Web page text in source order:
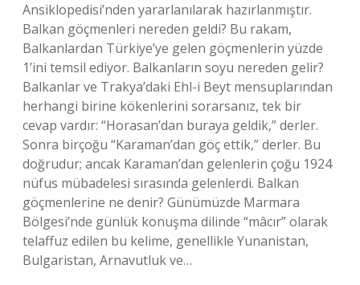
Ansiklopedisi’nden yararlanılarak hazırlanmıştır.
Balkan göçmenleri nereden geldi? Bu rakam,
Balkanlardan Türkiye’ye gelen göçmenlerin yüzde
1’ini temsil ediyor. Balkanların soyu nereden gelir?
Balkanlar ve Trakya’daki Ehl-i Beyt mensuplarından
herhangi birine kökenlerini sorarsanız, tek bir
cevap vardır: “Horasan’dan buraya geldik,” derler.
Sonra birçoğu “Karaman’dan göç ettik,” derler. Bu
doğrudur; ancak Karaman’dan gelenlerin çoğu 1924
nüfus mübadelesi sırasında gelenlerdi. Balkan
göçmenlerine ne denir? Günümüzde Marmara
Bölgesi’nde günlük konuşma dilinde “mâcır” olarak
telaffuz edilen bu kelime, genellikle Yunanistan,
Bulgaristan, Arnavutluk ve…